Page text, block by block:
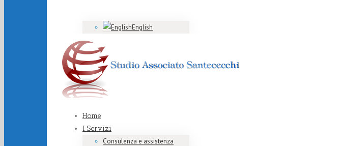
English
Home
I Servizi
Consulenza e assistenza